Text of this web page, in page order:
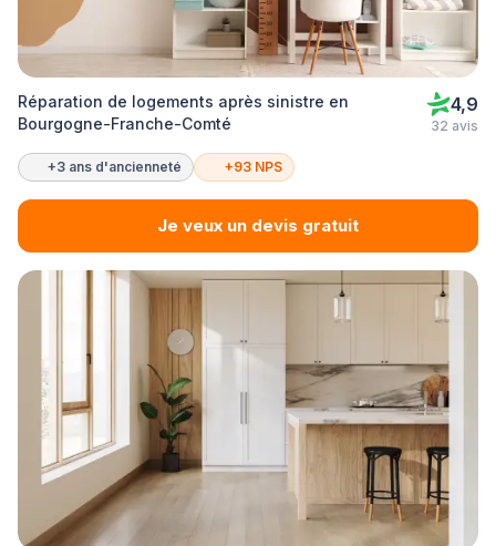
Réparation de logements après sinistre en
Bourgogne-Franche-Comté
4,9
32 avis
+3 ans d'ancienneté +93 NPS
Je veux un devis gratuit